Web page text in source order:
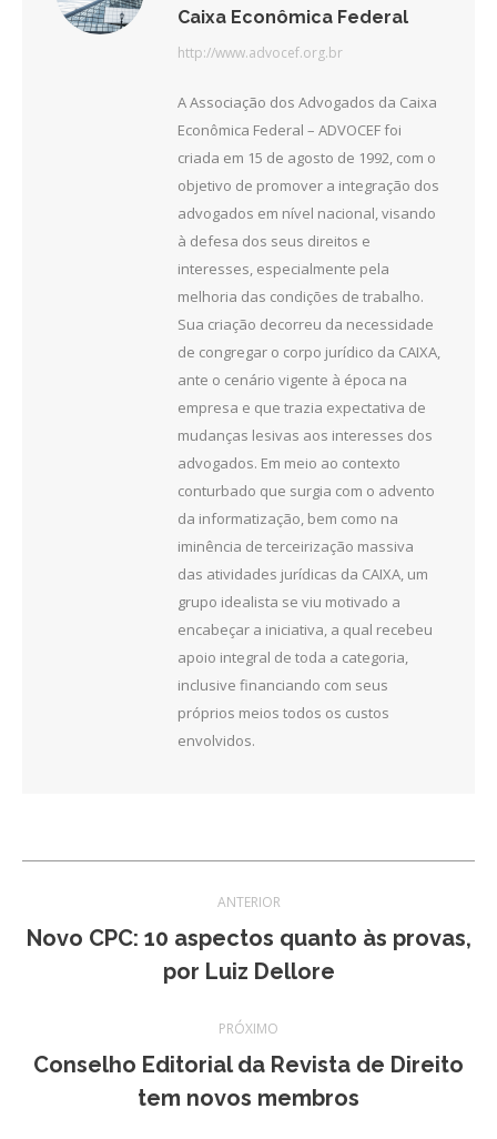
Caixa Econômica Federal
http://www.advocef.org.br
A Associação dos Advogados da Caixa
Econômica Federal – ADVOCEF foi
criada em 15 de agosto de 1992, com o
objetivo de promover a integração dos
advogados em nível nacional, visando
à defesa dos seus direitos e
interesses, especialmente pela
melhoria das condições de trabalho.
Sua criação decorreu da necessidade
de congregar o corpo jurídico da CAIXA,
ante o cenário vigente à época na
empresa e que trazia expectativa de
mudanças lesivas aos interesses dos
advogados. Em meio ao contexto
conturbado que surgia com o advento
da informatização, bem como na
iminência de terceirização massiva
das atividades jurídicas da CAIXA, um
grupo idealista se viu motivado a
encabeçar a iniciativa, a qual recebeu
apoio integral de toda a categoria,
inclusive financiando com seus
próprios meios todos os custos
envolvidos.
de
ANTERIOR
Post
anterior:
Novo CPC: 10 aspectos quanto às provas,
por Luiz Dellore
PRÓXIMO
Próximo
post:
Conselho Editorial da Revista de Direito
tem novos membros